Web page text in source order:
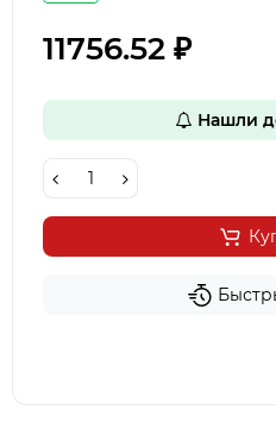
11756.52 ₽
Нашли